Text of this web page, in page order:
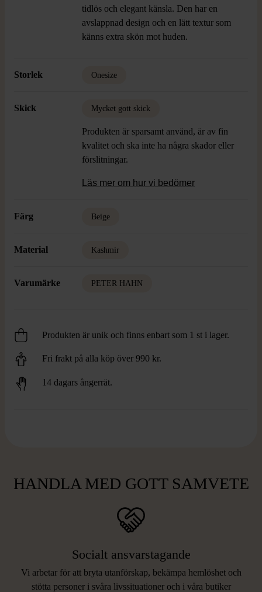
tidlös och elegant känsla. Den har en
avslappnad design och en lätt textur som
känns extra skön mot huden.
Storlek Onesize
Skick Mycket gott skick
Produkten är sparsamt använd, är av fin
kvalitet och ska inte ha några skador eller
förslitningar.
Läs mer om hur vi bedömer
Färg Beige
Material Kashmir
Varumärke PETER HAHN
Produkten är unik och finns enbart som 1 st i lager.
Fri frakt på alla köp över 990 kr.
14 dagars ångerrät.
HANDLA MED GOTT SAMVETE
Socialt ansvarstagande
Vi arbetar för att bryta utanförskap, bekämpa hemlöshet och
stötta personer i svåra livssituationer och i våra butiker